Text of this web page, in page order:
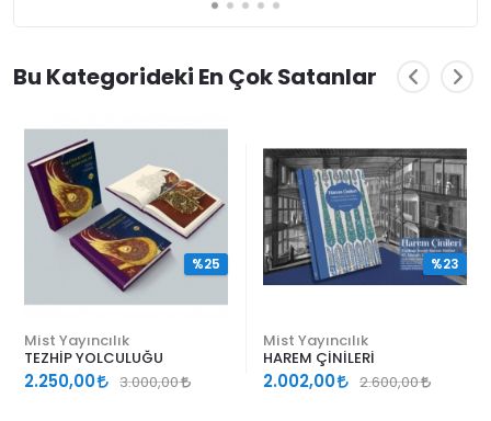
Bu Kategorideki En Çok Satanlar
Mist Yayıncılık
TEZHİP YOLCULUĞU
2.250,00 3.000,00
%25
Mist Yayıncılık
HAREM ÇİNİLERİ
2.002,00 2.600,00
%23